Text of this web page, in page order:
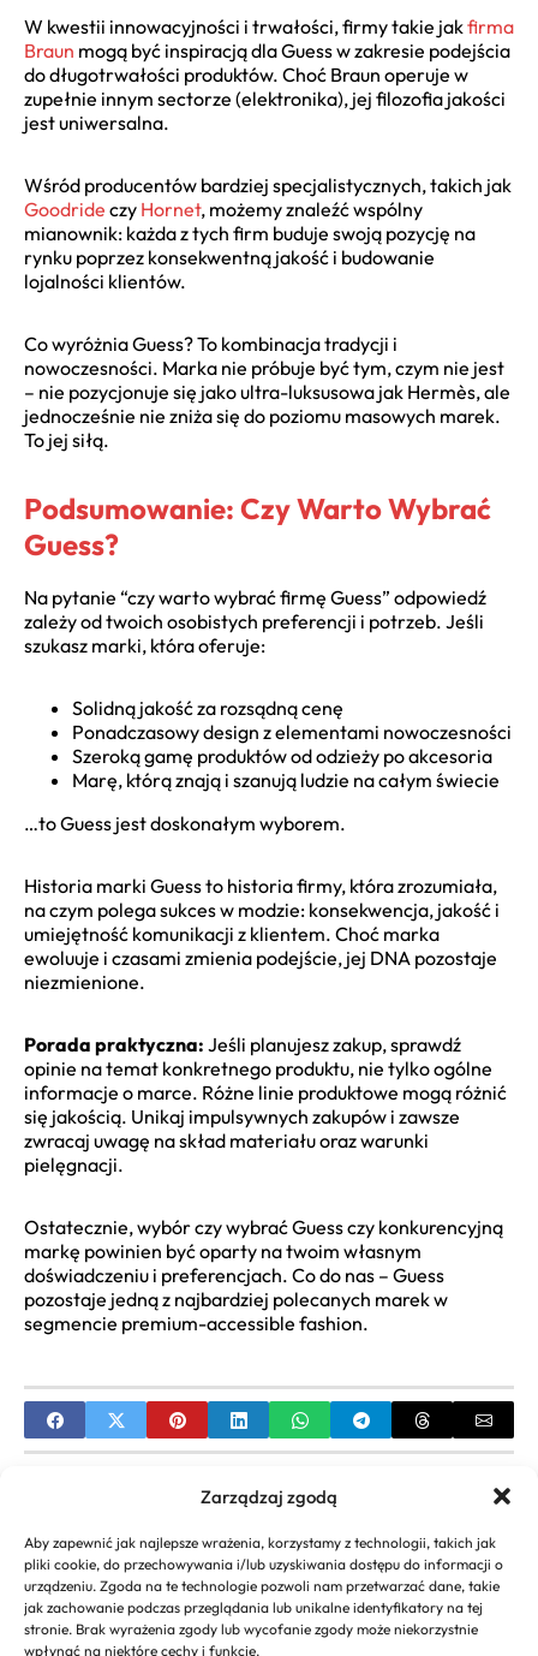
Zarządzaj zgodą
Aby zapewnić jak najlepsze wrażenia, korzystamy z technologii, takich jak
pliki cookie, do przechowywania i/lub uzyskiwania dostępu do informacji o
urządzeniu. Zgoda na te technologie pozwoli nam przetwarzać dane, takie
jak zachowanie podczas przeglądania lub unikalne identyfikatory na tej
stronie. Brak wyrażenia zgody lub wycofanie zgody może niekorzystnie
wpłynąć na niektóre cechy i funkcje.
W kwestii innowacyjności i trwałości, firmy takie jakfirma
Braun mogą być inspiracją dla Guess w zakresie podejścia
do długotrwałości produktów. Choć Braun operuje w
zupełnie innym sectorze (elektronika), jej filozofia jakości
jest uniwersalna.
Wśród producentów bardziej specjalistycznych, takich jak
Goodride czy Hornet, możemy znaleźć wspólny
mianownik: każda z tych firm buduje swoją pozycję na
rynku poprzez konsekwentną jakość i budowanie
lojalności klientów.
Co wyróżnia Guess? To kombinacja tradycji i
nowoczesności. Marka nie próbuje być tym, czym nie jest
– nie pozycjonuje się jako ultra-luksusowa jak Hermès, ale
jednocześnie nie zniża się do poziomu masowych marek.
To jej siłą.
Podsumowanie: Czy Warto Wybrać
Guess?
Na pytanie “czy warto wybrać firmę Guess” odpowiedź
zależy od twoich osobistych preferencji i potrzeb. Jeśli
szukasz marki, która oferuje:
Solidną jakość za rozsądną cenę
Ponadczasowy design z elementami nowoczesności
Szeroką gamę produktów od odzieży po akcesoria
Marę, którą znają i szanują ludzie na całym świecie
…to Guess jest doskonałym wyborem.
Historia marki Guess to historia firmy, która zrozumiała,
na czym polega sukces w modzie: konsekwencja, jakość i
umiejętność komunikacji z klientem. Choć marka
ewoluuje i czasami zmienia podejście, jej DNA pozostaje
niezmienione.
Porada praktyczna: Jeśli planujesz zakup, sprawdź
opinie na temat konkretnego produktu, nie tylko ogólne
informacje o marce. Różne linie produktowe mogą różnić
się jakością. Unikaj impulsywnych zakupów i zawsze
zwracaj uwagę na skład materiału oraz warunki
pielęgnacji.
Ostatecznie, wybór czy wybrać Guess czy konkurencyjną
markę powinien być oparty na twoim własnym
doświadczeniu i preferencjach. Co do nas – Guess
pozostaje jedną z najbardziej polecanych marek w
segmencie premium-accessible fashion.
NEXT
Firma Kruk windykacja: Kompletny przewodnik
dla dłużnika